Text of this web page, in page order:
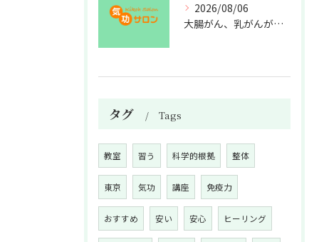
2026/08/06
大腸がん、乳がんが増えた理由
タグ Tags
教室 習う 科学的根拠 整体
東京 気功 講座 免疫力
おすすめ 安い 安心 ヒーリング